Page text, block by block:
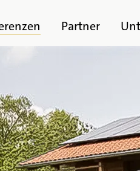
Partner